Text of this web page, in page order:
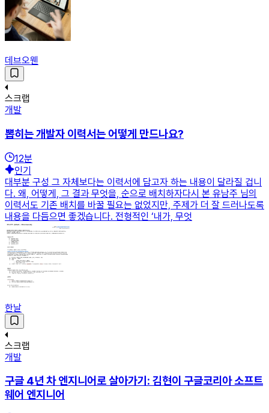
데브오웬
스크랩
개발
뽑히는 개발자 이력서는 어떻게 만드나요?
12분
인기
대부분 구성 그 자체보다는 이력서에 담고자 하는 내용이 달라질 겁니
다. 왜, 어떻게, 그 결과 무엇을, 순으로 배치하자다시 본 유남주 님의
이력서도 기존 배치를 바꿀 필요는 없었지만, 주제가 더 잘 드러나도록
내용을 다듬으면 좋겠습니다. 전형적인 ‘내가, 무엇
한날
스크랩
개발
구글 4년 차 엔지니어로 살아가기: 김현이 구글코리아 소프트
웨어 엔지니어